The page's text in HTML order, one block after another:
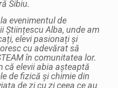
Sibiu.
evenimentul de
Științescu Alba, unde am
elevi pasionați și
cu adevărat să
în comunitatea lor.
că elevii abia așteaptă
de fizică și chimie din
de zi cu zi ceea ce au